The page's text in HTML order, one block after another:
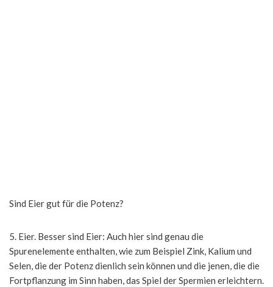
Sind Eier gut für die Potenz?
5. Eier. Besser sind Eier: Auch hier sind genau die
Spurenelemente enthalten, wie zum Beispiel Zink, Kalium und
Selen, die der Potenz dienlich sein können und die jenen, die die
Fortpflanzung im Sinn haben, das Spiel der Spermien erleichtern.